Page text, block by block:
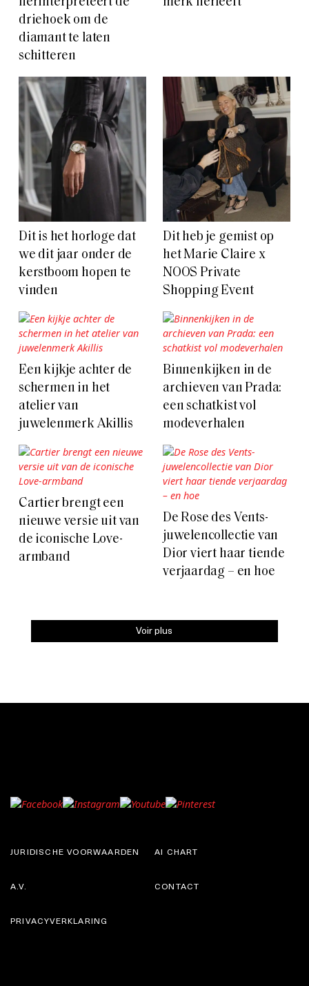
driehoek om de
diamant te laten
schitteren
Dit is het horloge dat
we dit jaar onder de
kerstboom hopen te
vinden
Dit heb je gemist op
het Marie Claire x
NOOS Private
Shopping Event
Een kijkje achter de
schermen in het
atelier van
juwelenmerk Akillis
Binnenkijken in de
archieven van Prada:
een schatkist vol
modeverhalen
Cartier brengt een
nieuwe versie uit van
de iconische Love-
armband
De Rose des Vents-
juwelencollectie van
Dior viert haar tiende
verjaardag – en hoe
Voir plus
JURIDISCHE VOORWAARDEN
A.V.
AI CHART
CONTACT
PRIVACYVERKLARING